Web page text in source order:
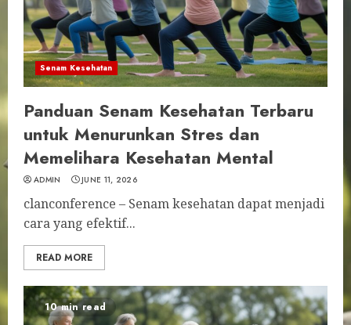
Senam Kesehatan
Panduan Senam Kesehatan Terbaru
untuk Menurunkan Stres dan
Memelihara Kesehatan Mental
ADMIN JUNE 11, 2026
clanconference – Senam kesehatan dapat menjadi
cara yang efektif...
READ MORE
10 min read